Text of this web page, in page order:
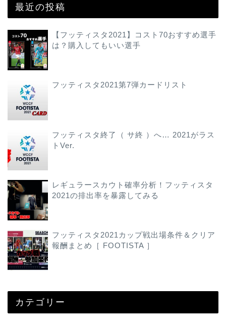
最近の投稿
【フッティスタ2021】コスト70おすすめ選手
は？購入してもいい選手
フッティスタ2021第7弾カードリスト
フッティスタ終了（ サ終 ）へ… 2021がラス
トVer.
レギュラースカウト確率分析！フッティスタ
2021の排出率を暴露してみる
フッティスタ2021カップ戦出場条件＆クリア
報酬まとめ［ FOOTISTA ］
カテゴリー